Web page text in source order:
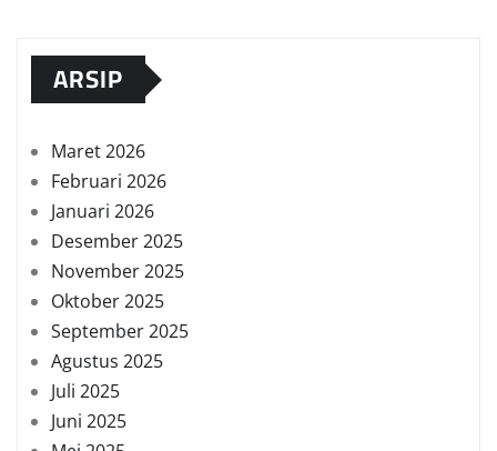
ARSIP
Maret 2026
Februari 2026
Januari 2026
Desember 2025
November 2025
Oktober 2025
September 2025
Agustus 2025
Juli 2025
Juni 2025